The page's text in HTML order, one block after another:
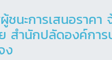
นะการเสนอราค
ำนักปลัดองค์การ
ง